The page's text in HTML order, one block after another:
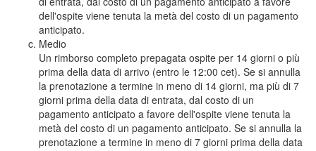
dell'ospite viene tenuta la metà del costo di un pagamento
anticipato.
Medio
Un rimborso completo prepagata ospite per 14 giorni o più
prima della data di arrivo (entro le 12:00 cet). Se si annulla
la prenotazione a termine in meno di 14 giorni, ma più di 7
giorni prima della data di entrata, dal costo di un
pagamento anticipato a favore dell'ospite viene tenuta la
metà del costo di un pagamento anticipato. Se si annulla la
prenotazione a termine in meno di 7 giorni prima della data